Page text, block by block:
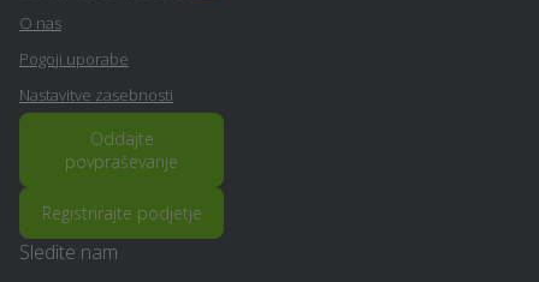
Ogrevanje - Loski-potok
Video produkcija - Loski-
potok
O nas
Pogoji uporabe
Nastavitve zasebnosti
Oddajte
povpraševanje
Registrirajte podjetje
Sledite nam